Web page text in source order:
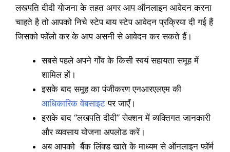
लखपति दीदी योजना के तहत अगर आप ऑनलाइन आवेदन करना
चाहते है तो आपको निचे स्टेप बाय स्टेप आवेदन प्रक्रिया दी गई हैं
जिसको फॉलो कर के आप असनी से आवेदन कर सकते हैं।
सबसे पहले अपने गाँव के किसी स्वयं सहायता समूह में
शामिल हों।
इसके बाद समूह का पंजीकरण एनआरएलएम की
आधिकारिक वेबसाइट पर जाएँ।
इसके बाद “लखपति दीदी” सेक्शन में व्यक्तिगत जानकारी
और व्यवसाय योजना अपलोड करें।
अब आपको बैंक लिंक्ड खाते के माध्यम से ऑनलाइन फॉर्म